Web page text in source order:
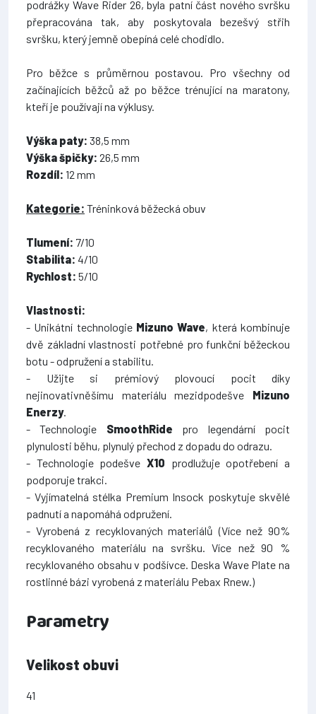
podrážky Wave Rider 26, byla patní část nového svršku
přepracována tak, aby poskytovala bezešvý střih
svršku, který jemně obepíná celé chodidlo.
Pro běžce s průměrnou postavou. Pro všechny od
začínajících běžců až po běžce trénující na maratony,
kteří je používají na výklusy.
Výška paty: 38,5 mm
Výška špičky: 26,5 mm
Rozdíl: 12 mm
Kategorie: Tréninková běžecká obuv
Tlumení: 7/10
Stabilita: 4/10
Rychlost: 5/10
Vlastnosti:
- Unikátní technologie Mizuno Wave, která kombinuje
dvě základní vlastnosti potřebné pro funkční běžeckou
botu - odpružení a stabilitu.
- Užijte si prémiový plovoucí pocit díky
nejinovativněšímu materiálu mezidpodešve Mizuno
Enerzy.
- Technologie SmoothRide pro legendární pocit
plynulosti běhu, plynulý přechod z dopadu do odrazu.
- Technologie podešve X10 prodlužuje opotřebení a
podporuje trakci.
- Vyjímatelná stélka Premium Insock poskytuje skvělé
padnutí a napomáhá odpružení.
- Vyrobená z recyklovaných materiálů (Více než 90%
recyklovaného materiálu na svršku. Více než 90 %
recyklovaného obsahu v podšívce. Deska Wave Plate na
rostlinné bázi vyrobená z materiálu Pebax Rnew.)
Parametry
Velikost obuvi
41